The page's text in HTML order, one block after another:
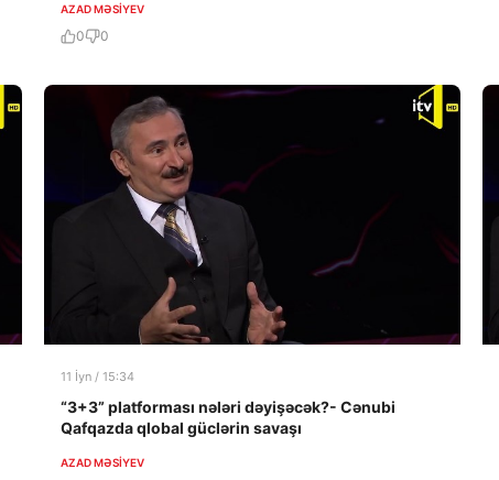
AZAD MƏSIYEV
0 0
11 İyn / 15:34
“3+3” platforması nələri dəyişəcək?- Cənubi
Qafqazda qlobal güclərin savaşı
AZAD MƏSIYEV